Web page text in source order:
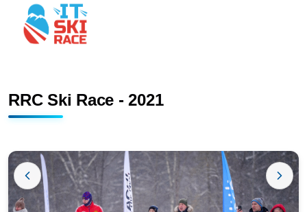
RRC Ski Race - 2021